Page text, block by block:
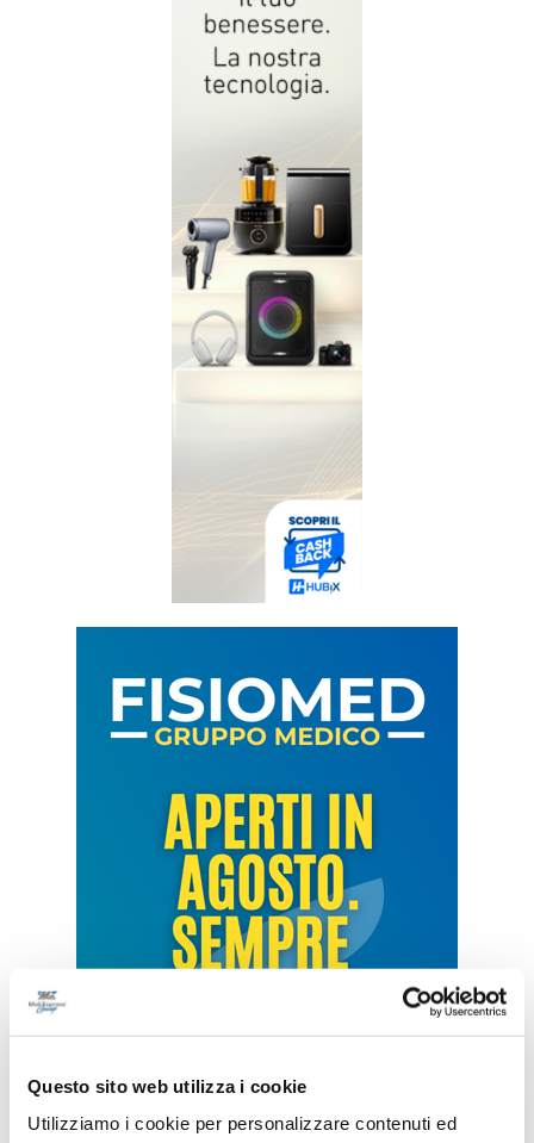
Questo sito web utilizza i cookie
Utilizziamo i cookie per personalizzare contenuti ed